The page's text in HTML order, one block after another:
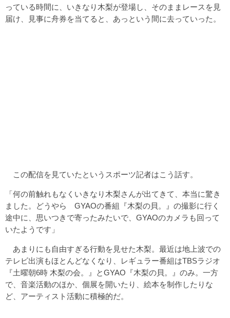
っている時間に、いきなり木梨が登場し、そのままレースを見
届け、見事に舟券を当てると、あっという間に去っていった。
この配信を見ていたというスポーツ記者はこう話す。
「何の前触れもなくいきなり木梨さんが出てきて、本当に驚き
ました。どうやら GYAOの番組『木梨の貝。』の撮影に行く
途中に、思いつきで寄ったみたいで、GYAOのカメラも回って
いたようです」
あまりにも自由すぎる行動を見せた木梨。最近は地上波での
テレビ出演もほとんどなくなり、レギュラー番組はTBSラジオ
『土曜朝6時 木梨の会。』とGYAO『木梨の貝。』のみ。一方
で、音楽活動のほか、個展を開いたり、絵本を制作したりな
ど、アーティスト活動に積極的だ。